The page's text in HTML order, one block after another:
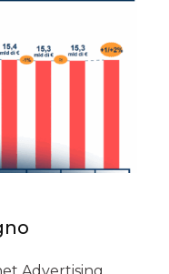
Advertising